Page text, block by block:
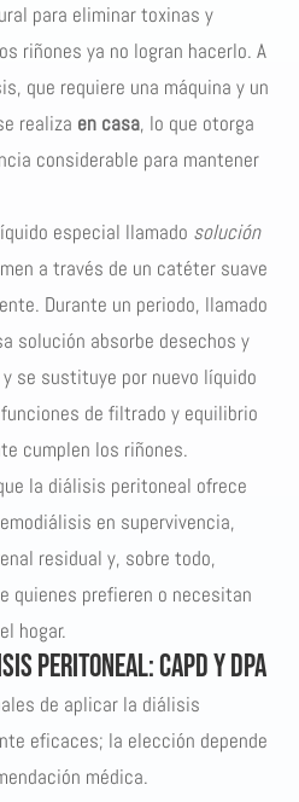
para eliminar toxinas y
riñones ya no logran hacerlo. A
, que requiere una máquina y un
realiza en casa, lo que otorga
considerable para mantener
especial llamado solución
a través de un catéter suave
Durante un periodo, llamado
solución absorbe desechos y
se sustituye por nuevo líquido
de filtrado y equilibrio
cumplen los riñones.
la diálisis peritoneal ofrece
en supervivencia,
residual y, sobre todo,
quienes prefieren o necesitan
hogar.
peritoneal: CAPD y DPA
de aplicar la diálisis
eficaces; la elección depende
médica.